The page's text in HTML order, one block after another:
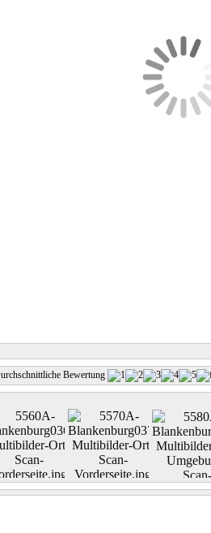
Bewertung